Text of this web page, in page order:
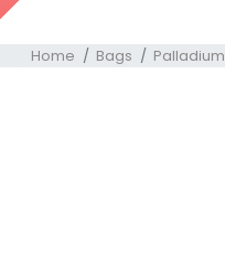
Home Bags Palladium